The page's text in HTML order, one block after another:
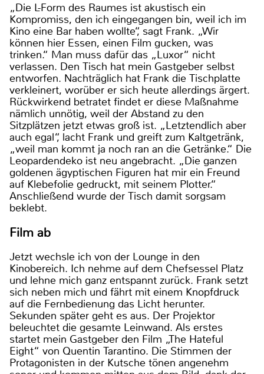
„Die L-Form des Raumes ist akustisch ein
Kompromiss, den ich eingegangen bin, weil ich im
Kino eine Bar haben wollte“, sagt Frank. „Wir
können hier Essen, einen Film gucken, was
trinken.“ Man muss dafür das „Luxor“ nicht
verlassen. Den Tisch hat mein Gastgeber selbst
entworfen. Nachträglich hat Frank die Tischplatte
verkleinert, worüber er sich heute allerdings ärgert.
Rückwirkend betratet findet er diese Maßnahme
nämlich unnötig, weil der Abstand zu den
Sitzplätzen jetzt etwas groß ist. „Letztendlich aber
auch egal“, lacht Frank und greift zum Kaltgetränk,
„weil man kommt ja noch ran an die Getränke.“ Die
Leopardendeko ist neu angebracht. „Die ganzen
goldenen ägyptischen Figuren hat mir ein Freund
auf Klebefolie gedruckt, mit seinem Plotter.“
Anschließend wurde der Tisch damit sorgsam
beklebt.
Film ab
Jetzt wechsle ich von der Lounge in den
Kinobereich. Ich nehme auf dem Chefsessel Platz
und lehne mich ganz entspannt zurück. Frank setzt
sich neben mich und fährt mit einem Knopfdruck
auf die Fernbedienung das Licht herunter.
Sekunden später geht es aus. Der Projektor
beleuchtet die gesamte Leinwand. Als erstes
startet mein Gastgeber den Film „The Hateful
Eight“ von Quentin Tarantino. Die Stimmen der
Protagonisten in der Kutsche tönen angenehm